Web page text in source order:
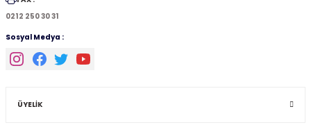
0212 250 30 31
Sosyal Medya :
ÜYELİK